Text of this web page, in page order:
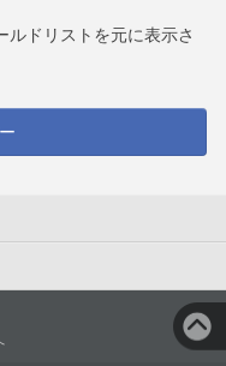
ドリストを元に表示さ